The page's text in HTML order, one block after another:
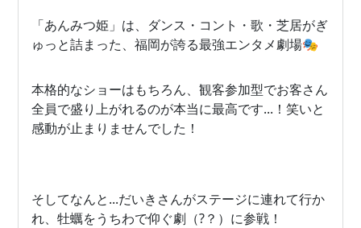
「あんみつ姫」は、ダンス・コント・歌・芝居がぎ
ゅっと詰まった、福岡が誇る最強エンタメ劇場🎭
本格的なショーはもちろん、観客参加型でお客さん
全員で盛り上がれるのが本当に最高です...！笑いと
感動が止まりませんでした！
そしてなんと...だいきさんがステージに連れて行か
れ、牡蠣をうちわで仰ぐ劇（?？）に参戦！